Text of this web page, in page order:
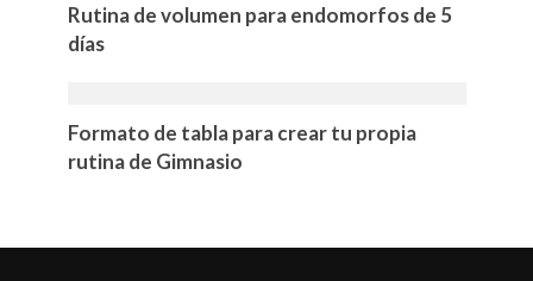
Rutina de volumen para endomorfos de 5
días
Formato de tabla para crear tu propia
rutina de Gimnasio